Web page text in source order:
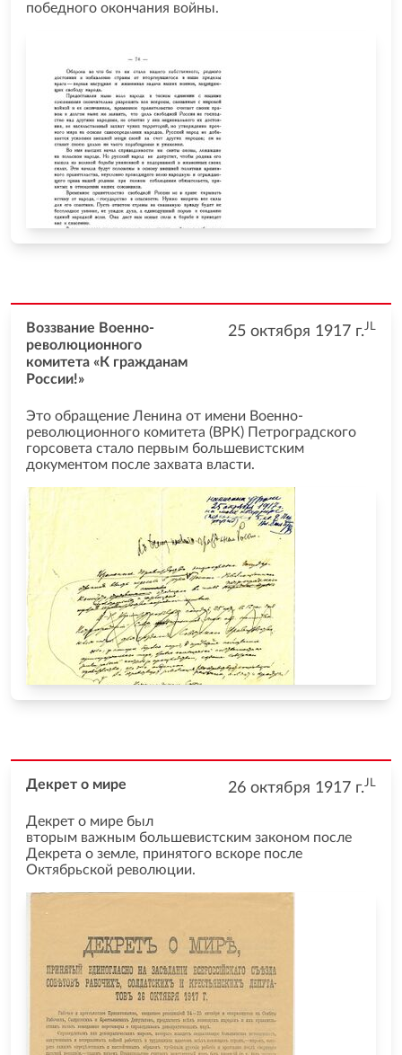
победного окончания войны.
25 октября 1917 г.JL
Воззвание Военно-
революционного
комитета «К гражданам
России!»
Это обращение Ленина от имени Военно-
революционного комитета (ВРК) Петроградского
горсовета стало первым большевистским
документом после захвата власти.
26 октября 1917 г.JL
Декрет о мире
Декрет о мире был
вторым важным большевистским законом после
Декрета о земле, принятого вскоре после
Октябрьской революции.